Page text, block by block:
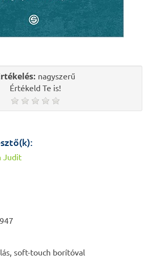
nagyszerű
Értékeld Te is!
Judit
soft-touch borítóval